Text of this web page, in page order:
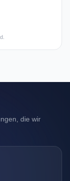
die wir